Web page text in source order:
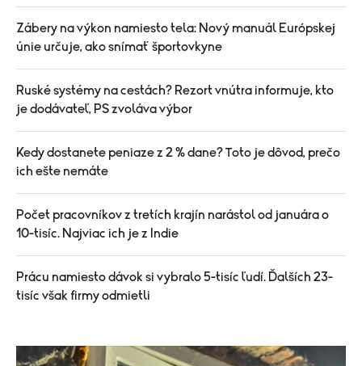
Zábery na výkon namiesto tela: Nový manuál Európskej
únie určuje, ako snímať športovkyne
Ruské systémy na cestách? Rezort vnútra informuje, kto
je dodávateľ, PS zvoláva výbor
Kedy dostanete peniaze z 2 % dane? Toto je dôvod, prečo
ich ešte nemáte
Počet pracovníkov z tretích krajín narástol od januára o
10-tisíc. Najviac ich je z Indie
Prácu namiesto dávok si vybralo 5-tisíc ľudí. Ďalších 23-
tisíc však firmy odmietli